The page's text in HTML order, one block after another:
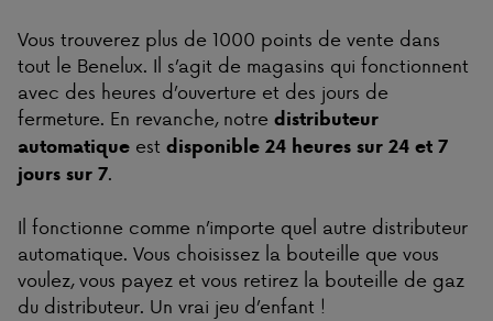
Vous trouverez plus de 1000 points de vente dans
tout le Benelux. Il s’agit de magasins qui fonctionnent
avec des heures d’ouverture et des jours de
fermeture. En revanche, notre distributeur
automatique est disponible 24 heures sur 24 et 7
jours sur 7.
Il fonctionne comme n’importe quel autre distributeur
automatique. Vous choisissez la bouteille que vous
voulez, vous payez et vous retirez la bouteille de gaz
du distributeur. Un vrai jeu d’enfant !